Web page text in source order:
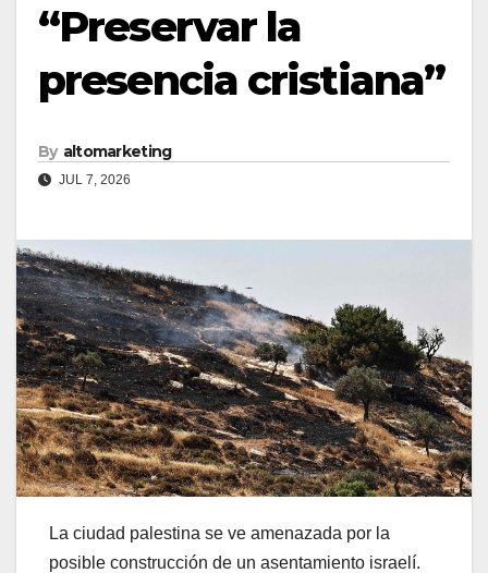
“Preservar la
presencia cristiana”
By altomarketing
JUL 7, 2026
La ciudad palestina se ve amenazada por la
posible construcción de un asentamiento israelí.